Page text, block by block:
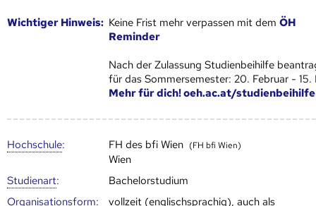
Wich­ti­ger Hin­weis: Keine Frist mehr verpassen mit demÖH
Reminder
Nach der Zulassung Studienbeihilfe
für das Sommersemester: 20. Februar - 15.
Mehr für dich! oeh.ac.at/studienbeihilfe
Hoch­schule: FH des bfi Wien (FH bfi Wien)
Wien
Studienart:
Bachelorstudium
Organisationsform:
vollzeit (englischsprachig), auch als